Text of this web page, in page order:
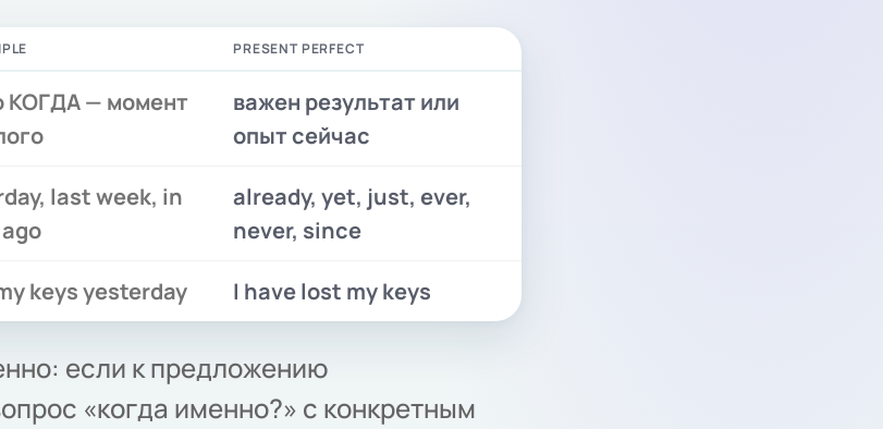
PRESENT PERFECT
КОГДА — момент
важен результат или
опыт сейчас
last week, in
already, yet, just, ever,
never, since
keys yesterday I have lost my keys
если к предложению
«когда именно?» с конкретным